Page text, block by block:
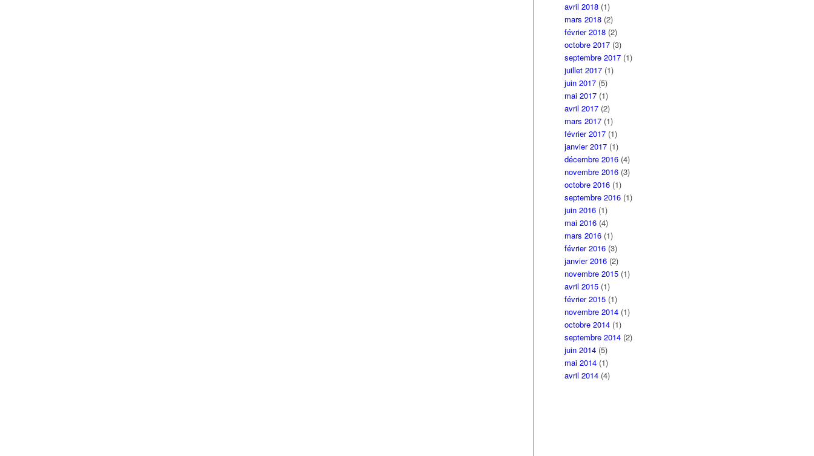
avril 2018 (1)
mars 2018 (2)
février 2018 (2)
octobre 2017 (3)
septembre 2017 (1)
juillet 2017 (1)
juin 2017 (5)
mai 2017 (1)
avril 2017 (2)
mars 2017 (1)
février 2017 (1)
janvier 2017 (1)
décembre 2016 (4)
novembre 2016 (3)
octobre 2016 (1)
septembre 2016 (1)
juin 2016 (1)
mai 2016 (4)
mars 2016 (1)
février 2016 (3)
janvier 2016 (2)
novembre 2015 (1)
avril 2015 (1)
février 2015 (1)
novembre 2014 (1)
octobre 2014 (1)
septembre 2014 (2)
juin 2014 (5)
mai 2014 (1)
avril 2014 (4)